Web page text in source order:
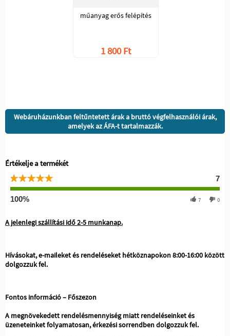
műanyag erős felépítés
1 800 Ft
Webáruházunkban feltűntetett árak a bruttó végfelhasználói árak,
amelyek az ÁFA-t tartalmazzák.
Értékelje a termékét
7
100% 7 0
A jelenlegi szállítási idő 2-5 munkanap.
Hívásokat, e-maileket és rendeléseket hétköznapokon 8:00-16:00 között
dolgozzuk fel.
Fontos információ – Főszezon
A megnövekedett rendelésmennyiség miatt rendeléseinket és
üzeneteinket folyamatosan, érkezési sorrendben dolgozzuk fel.